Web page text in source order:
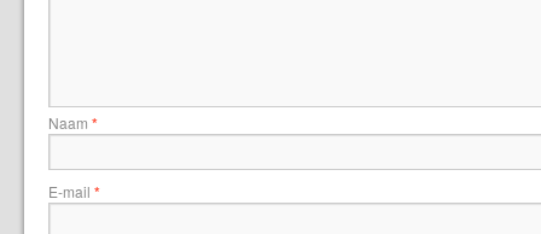
Naam *
E-mail *